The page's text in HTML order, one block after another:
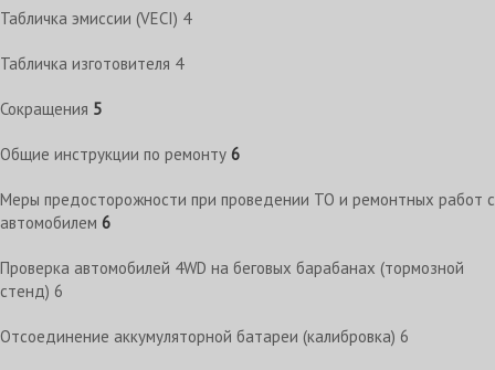
Табличка эмиссии (VECI) 4
Табличка изготовителя 4
Сокращения 5
Общие инструкции по ремонту 6
Меры предосторожности при проведении ТО и ремонтных работ с
автомобилем 6
Проверка автомобилей 4WD на беговых барабанах (тормозной
стенд) 6
Отсоединение аккумуляторной батареи (калибровка) 6